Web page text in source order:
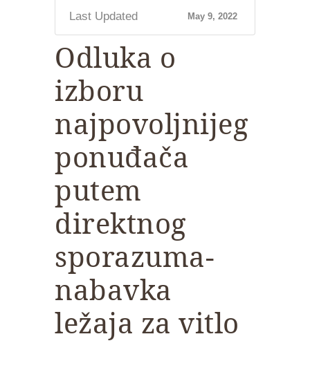
Last Updated May 9, 2022
Odluka o
izboru
najpovoljnijeg
ponuđača
putem
direktnog
sporazuma-
nabavka
ležaja za vitlo